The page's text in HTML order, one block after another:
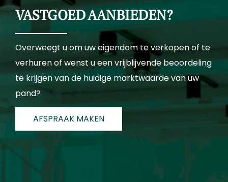
VASTGOED AANBIEDEN?
Overweegt u om uw eigendom te verkopen of te
verhuren of wenst u een vrijblijvende beoordeling
te krijgen van de huidige marktwaarde van uw
pand?
AFSPRAAK MAKEN